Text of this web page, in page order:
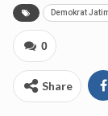
Demokrat
0
Share